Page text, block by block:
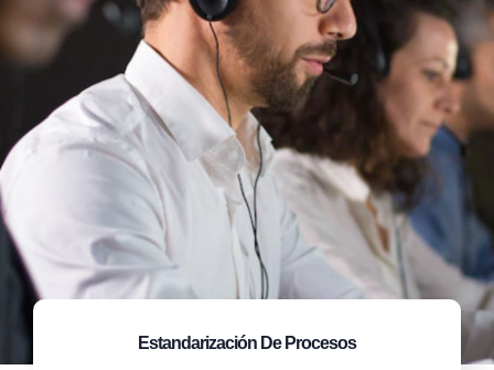
Estandarización De Procesos